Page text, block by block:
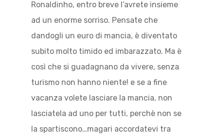
Ronaldinho, entro breve l’avrete insieme
ad un enorme sorriso. Pensate che
dandogli un euro di mancia, è diventato
subito molto timido ed imbarazzato. Ma è
così che si guadagnano da vivere, senza
turismo non hanno niente! e se a fine
vacanza volete lasciare la mancia, non
lasciatela ad uno per tutti, perchè non se
la spartiscono…magari accordatevi tra